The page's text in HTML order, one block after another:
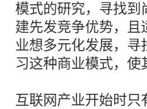
模式的研究，寻找
建先发竞争优势，
业想多元化发展，
习这种商业模式，使
互联网产业开始时